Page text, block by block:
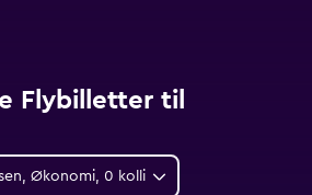
Flybilletter til
Økonomi, 0 kolli